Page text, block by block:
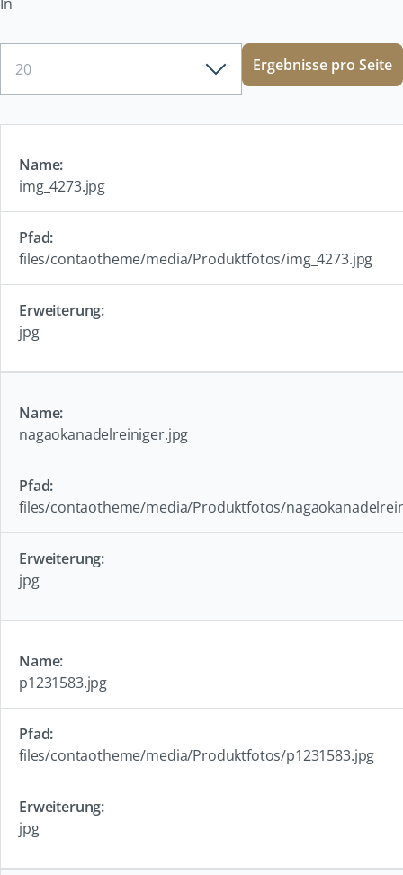
pro
Ergebnisse pro Seite
img_4273.jpg
files/contaotheme/media/Produktfotos/img_4273.jpg
jpg
nagaokanadelreiniger.jpg
files/contaotheme/media/Produktfotos/
jpg
p1231583.jpg
files/contaotheme/media/Produktfotos/p1231583.jpg
jpg